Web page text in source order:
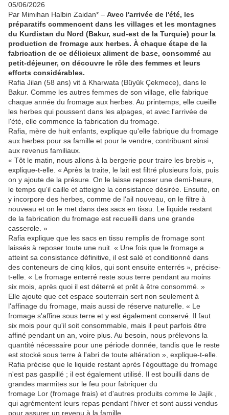
05/06/2026
Par Mimihan Halbin Zaidan* – Avec l'arrivée de l'été, les
préparatifs commencent dans les villages et les montagnes
du Kurdistan du Nord (Bakur, sud-est de la Turquie) pour la
production de fromage aux herbes. À chaque étape de la
fabrication de ce délicieux aliment de base, consommé au
petit-déjeuner, on découvre le rôle des femmes et leurs
efforts considérables.
Rafia Jilan (58 ans) vit à Kharwata (Büyük Çekmece), dans le
Bakur. Comme les autres femmes de son village, elle fabrique
chaque année du fromage aux herbes. Au printemps, elle cueille
les herbes qui poussent dans les alpages, et avec l'arrivée de
l'été, elle commence la fabrication du fromage.
Rafia, mère de huit enfants, explique qu'elle fabrique du fromage
aux herbes pour sa famille et pour le vendre, contribuant ainsi
aux revenus familiaux.
« Tôt le matin, nous allons à la bergerie pour traire les brebis »,
explique-t-elle. « Après la traite, le lait est filtré plusieurs fois, puis
on y ajoute de la présure. On le laisse reposer une demi-heure,
le temps qu'il caille et atteigne la consistance désirée. Ensuite, on
y incorpore des herbes, comme de l'ail nouveau, on le filtre à
nouveau et on le met dans des sacs en tissu. Le liquide restant
de la fabrication du fromage est recueilli dans une grande
casserole. »
Rafia explique que les sacs en tissu remplis de fromage sont
laissés à reposer toute une nuit. « Une fois que le fromage a
atteint sa consistance définitive, il est salé et conditionné dans
des conteneurs de cinq kilos, qui sont ensuite enterrés », précise-
t-elle. « Le fromage enterré reste sous terre pendant au moins
six mois, après quoi il est déterré et prêt à être consommé. »
Elle ajoute que cet espace souterrain sert non seulement à
l'affinage du fromage, mais aussi de réserve naturelle. « Le
fromage s'affine sous terre et y est également conservé. Il faut
six mois pour qu'il soit consommable, mais il peut parfois être
affiné pendant un an, voire plus. Au besoin, nous prélevons la
quantité nécessaire pour une période donnée, tandis que le reste
est stocké sous terre à l'abri de toute altération », explique-t-elle.
Rafia précise que le liquide restant après l'égouttage du fromage
n'est pas gaspillé ; il est également utilisé. Il est bouilli dans de
grandes marmites sur le feu pour fabriquer du
fromage Lor (fromage frais) et d'autres produits comme le Jajik ,
qui agrémentent leurs repas pendant l'hiver et sont aussi vendus
pour assurer un revenu à la famille.